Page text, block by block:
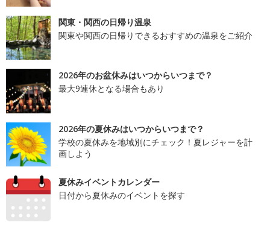
関東・関西の日帰り温泉
関東や関西の日帰りできるおすすめの温泉をご紹介
2026年のお盆休みはいつからいつまで？
最大9連休となる場合もあり
2026年の夏休みはいつからいつまで？
学校の夏休みを地域別にチェック！夏レジャーを計
画しよう
夏休みイベントカレンダー
日付から夏休みのイベントを探す